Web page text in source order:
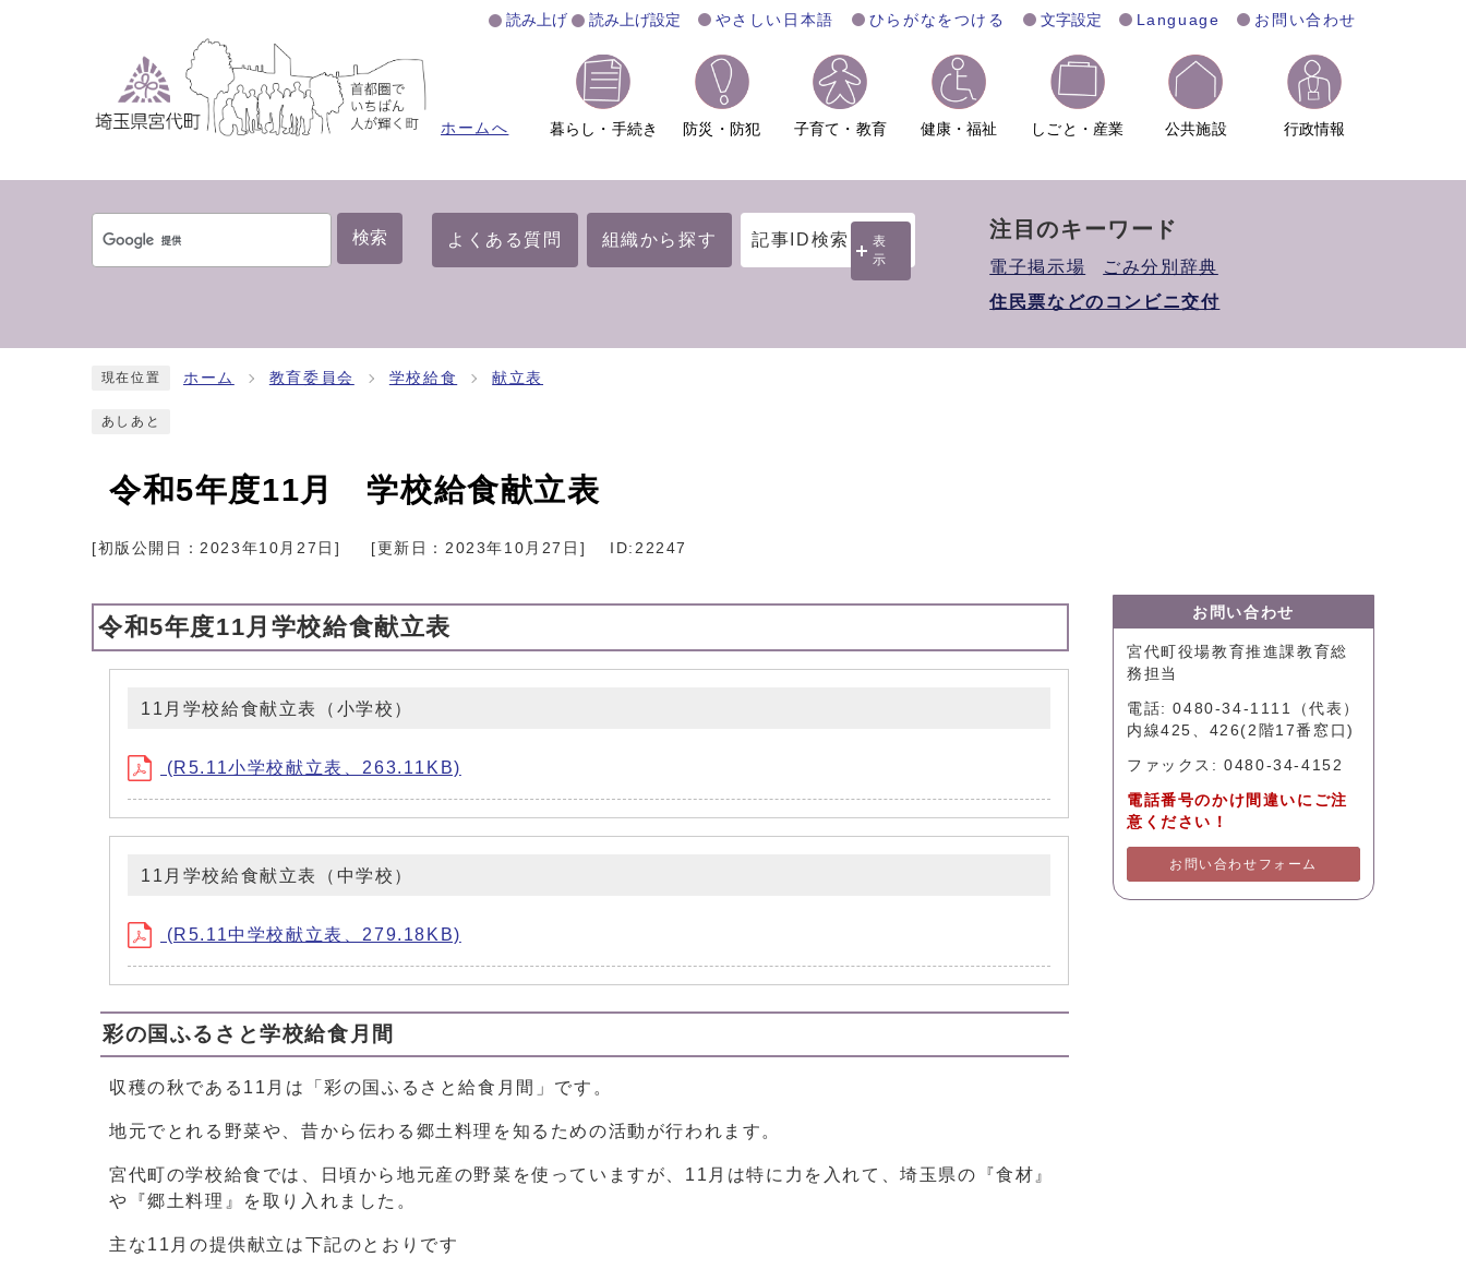
読み上げ 読み上げ設定 やさしい日本語 ひらがなをつける 文字設定 Language お問い合わせ
ホームへ 暮らし・手続き 防災・防犯 子育て・教育 健康・福祉 しごと・産業 公共施設 行政情報
検索 よくある質問 組織から探す 記事ID検索
表
示
注目のキーワード
電子掲示場
ごみ分別辞典
住民票などのコンビニ交付
現在位置 ホーム 教育委員会 学校給食 献立表
あしあと
令和5年度11月 学校給食献立表
[初版公開日：2023年10月27日 ] [更新日：2023年10月27日 ] ID:22247
令和5年度11月学校給食献立表
11月学校給食献立表（小学校）
(R5.11小学校献立表、263.11KB)
11月学校給食献立表（中学校）
(R5.11中学校献立表、279.18KB)
彩の国ふるさと学校給食月間
収穫の秋である11月は「彩の国ふるさと給食月間」です。
地元でとれる野菜や、昔から伝わる郷土料理を知るための活動が行われます。
宮代町の学校給食では、日頃から地元産の野菜を使っていますが、11月は特に力を入れて、埼玉県の『食材』
や『郷土料理』を取り入れました。
主な11月の提供献立は下記のとおりです
お問い合わせ
宮代町役場教育推進課教育総
務担当
電話: 0480-34-1111（代表）
内線425、426(2階17番窓口)
ファックス: 0480-34-4152
電話番号のかけ間違いにご注
意ください！
お問い合わせフォーム